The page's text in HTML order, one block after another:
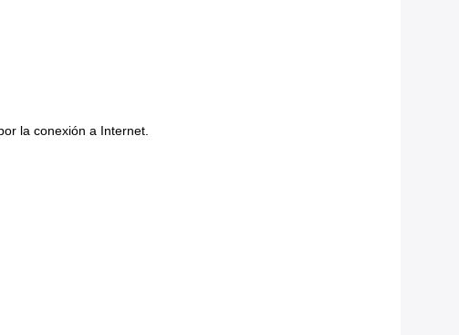
la conexión a Internet.